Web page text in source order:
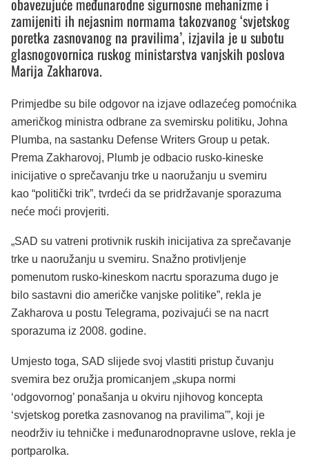
zamijeniti ih nejasnim normama takozvanog ‘svjetskog
poretka zasnovanog na pravilima’, izjavila je u subotu
glasnogovornica ruskog ministarstva vanjskih poslova
Marija Zakharova.
Primjedbe su bile odgovor na izjave odlazećeg pomoćnika
američkog ministra odbrane za svemirsku politiku, Johna
Plumba, na sastanku Defense Writers Group u petak.
Prema Zakharovoj, Plumb je odbacio rusko-kineske
inicijative o sprečavanju trke u naoružanju u svemiru
kao “politički trik”, tvrdeći da se pridržavanje sporazuma
neće moći provjeriti.
„SAD su vatreni protivnik ruskih inicijativa za sprečavanje
trke u naoružanju u svemiru. Snažno protivljenje
pomenutom rusko-kineskom nacrtu sporazuma dugo je
bilo sastavni dio američke vanjske politike”, rekla je
Zakharova u postu Telegrama, pozivajući se na nacrt
sporazuma iz 2008. godine.
Umjesto toga, SAD slijede svoj vlastiti pristup čuvanju
svemira bez oružja promicanjem „skupa normi
‘odgovornog’ ponašanja u okviru njihovog koncepta
‘svjetskog poretka zasnovanog na pravilima'”, koji je
neodrživ iu tehničke i međunarodnopravne uslove, rekla je
portparolka.